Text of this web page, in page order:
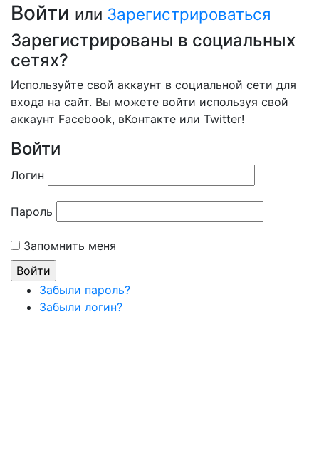
Войти или Зарегистрироваться
Зарегистрированы в социальных
сетях?
Используйте свой аккаунт в социальной сети для
входа на сайт. Вы можете войти используя свой
аккаунт Facebook, вКонтакте или Twitter!
Войти
Логин
Пароль
Запомнить меня
Забыли пароль?
Забыли логин?